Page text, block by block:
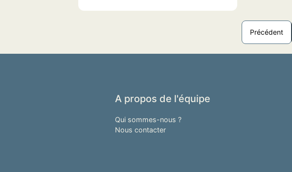
Précédent
A propos de l'équipe
Qui sommes-nous ?
Nous contacter